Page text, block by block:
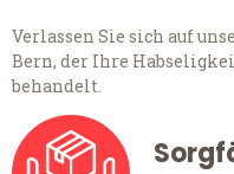
Verlassen Sie sich auf
Bern, der Ihre
behandelt.